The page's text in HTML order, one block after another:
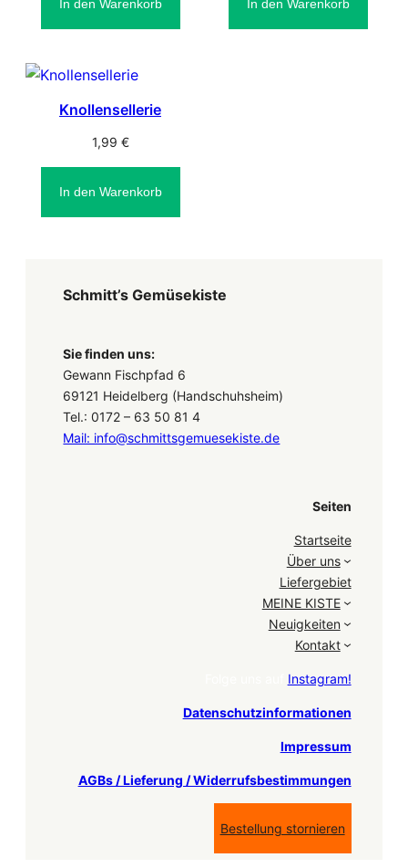
In den Warenkorb In den Warenkorb
Knollensellerie
1,99 €
In den Warenkorb
Schmitt’s Gemüsekiste
Sie finden uns:
Gewann Fischpfad 6
69121 Heidelberg (Handschuhsheim)
Tel.: 0172 – 63 50 81 4
Mail: info@schmittsgemuesekiste.de
Seiten
Startseite
Über uns
Liefergebiet
MEINE KISTE
Neuigkeiten
Kontakt
Instagram!
Datenschutzinformationen
Impressum
AGBs / Lieferung / Widerrufsbestimmungen
Bestellung stornieren